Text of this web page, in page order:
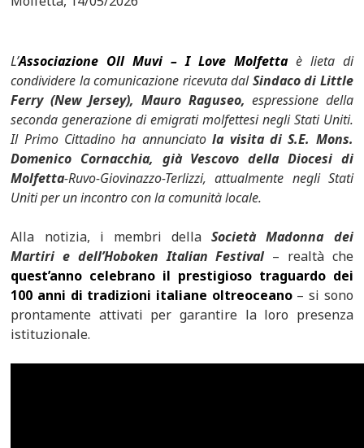
L’Associazione Oll Muvi – I Love Molfettaè lieta di
condividere la comunicazione ricevuta dalSindaco di Little
Ferry (New Jersey), Mauro Raguseo, espressione della
seconda generazione di emigrati molfettesi negli Stati Uniti.
Il Primo Cittadino ha annunciatola visita di S.E. Mons.
Domenico Cornacchia, già Vescovo della Diocesi di
Molfetta-Ruvo-Giovinazzo-Terlizzi, attualmente negli Stati
Uniti per un incontro con la comunità locale.
Alla notizia, i membri dellaSocietà Madonna dei
Martiri e dell’Hoboken Italian Festival – realtà che
quest’anno celebrano il prestigioso traguardo dei
100 anni di tradizioni italiane oltreoceano– si sono
prontamente attivati per garantire la loro presenza
istituzionale.